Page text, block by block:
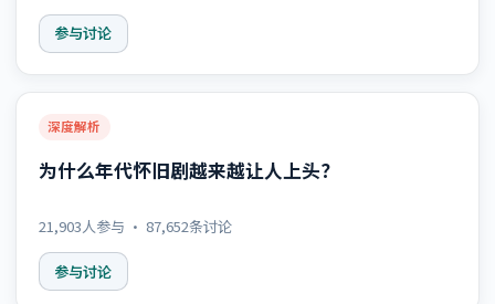
参与讨论
深度解析
为什么年代怀旧剧越来越让人上头？
21,903人参与 · 87,652条讨论
参与讨论